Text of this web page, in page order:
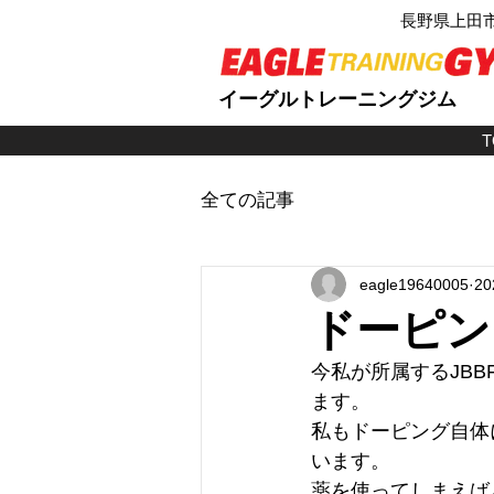
長野県上田
イーグルトレーニングジム
全ての記事
ドーピ
eagle19640005
今私が所属する
ます。
私もドーピング自
います。